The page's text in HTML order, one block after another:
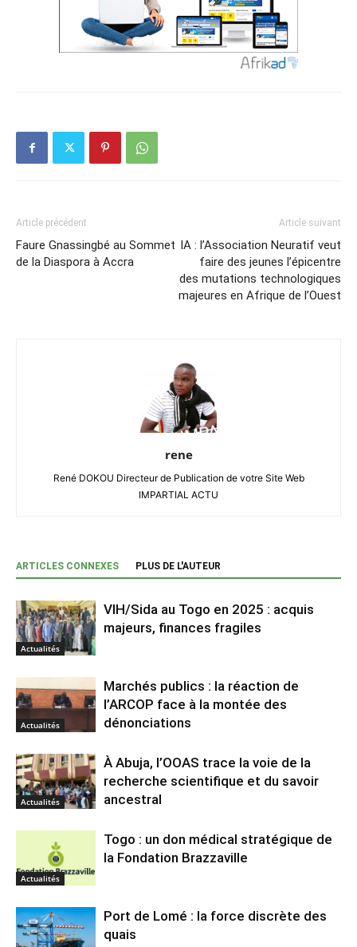
Article précédent
Faure Gnassingbé au Sommet
de la Diaspora à Accra
Article suivant
IA : l’Association Neuratif veut
faire des jeunes l’épicentre
des mutations technologiques
majeures en Afrique de l’Ouest
rene
René DOKOU Directeur de Publication de votre Site Web
IMPARTIAL ACTU
ARTICLES CONNEXES PLUS DE L'AUTEUR
Actualités
VIH/Sida au Togo en 2025 : acquis
majeurs, finances fragiles
Actualités
Marchés publics : la réaction de
l’ARCOP face à la montée des
dénonciations
Actualités
À Abuja, l’OOAS trace la voie de la
recherche scientifique et du savoir
ancestral
Actualités
Togo : un don médical stratégique de
la Fondation Brazzaville
Port de Lomé : la force discrète des
quais